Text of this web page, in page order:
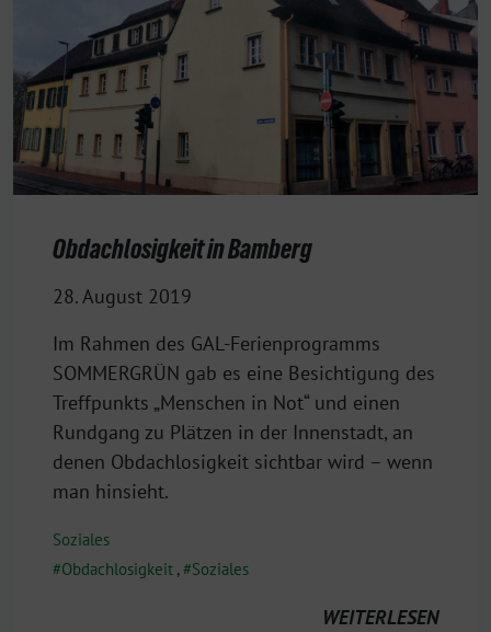
Obdachlosigkeit in Bamberg
28. August 2019
Im Rahmen des GAL-Ferienprogramms
SOMMERGRÜN gab es eine Besichtigung des
Treffpunkts „Menschen in Not“ und einen
Rundgang zu Plätzen in der Innenstadt, an
denen Obdachlosigkeit sichtbar wird – wenn
man hinsieht.
Soziales
Obdachlosigkeit , Soziales
WEITERLESEN